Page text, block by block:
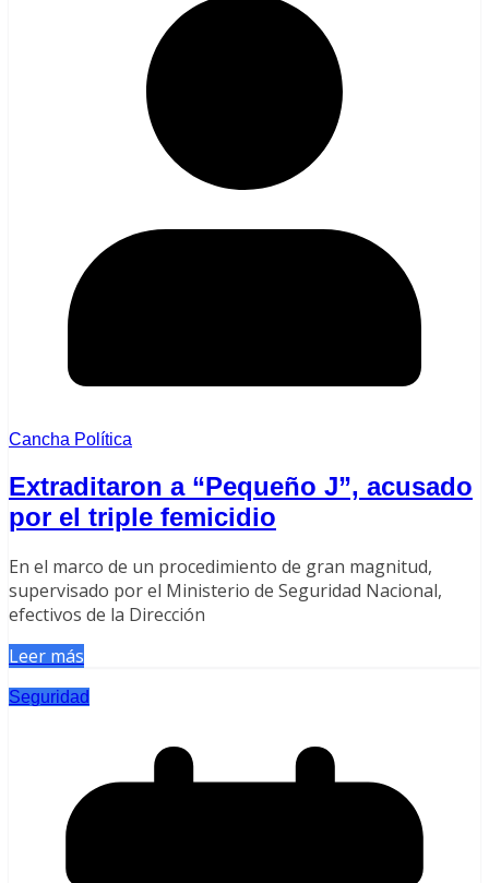
Cancha Política
Extraditaron a “Pequeño J”, acusado
por el triple femicidio
En el marco de un procedimiento de gran magnitud,
supervisado por el Ministerio de Seguridad Nacional,
efectivos de la Dirección
Leer más
Seguridad